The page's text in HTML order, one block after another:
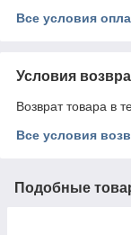
Все условия
Условия
Возврат товара в
Все условия
Подобные